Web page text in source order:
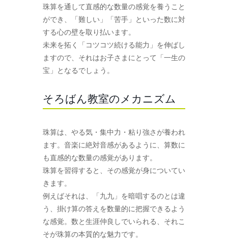
珠算を通して直感的な数量の感覚を養うこと
ができ、「難しい」「苦手」といった数に対
する心の壁を取り払います。
未来を拓く「コツコツ続ける能力」を伸ばし
ますので、それはお子さまにとって「一生の
宝」となるでしょう。
そろばん教室のメカニズム
珠算は、やる気・集中力・粘り強さが養われ
ます。音楽に絶対音感があるように、算数に
も直感的な数量の感覚があります。
珠算を習得すると、その感覚が身についてい
きます。
例えばそれは、「九九」を暗唱するのとは違
う、掛け算の答えを数量的に把握できるよう
な感覚。数と生涯仲良しでいられる、それこ
そが珠算の本質的な魅力です。